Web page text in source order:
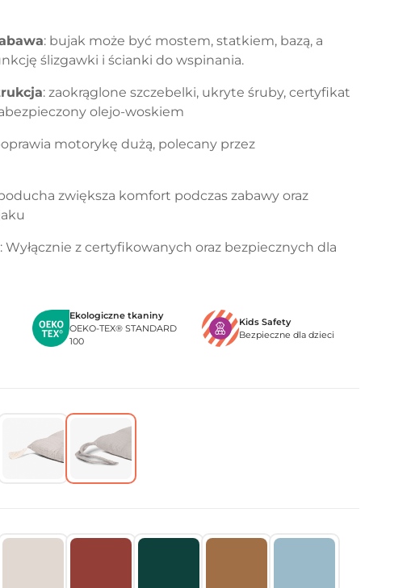
: bujak może być mostem, statkiem, bazą, a
ślizgawki i ścianki do wspinania.
: zaokrąglone szczebelki, ukryte śruby, certyfikat
olejo-woskiem
motorykę dużą, polecany przez
zwiększa komfort podczas zabawy oraz
: Wyłącznie z certyfikowanych oraz bezpiecznych dla
Ekologiczne tkaniny
OEKO-TEX® STANDARD
100
Kids Safety
Bezpieczne dla dzieci